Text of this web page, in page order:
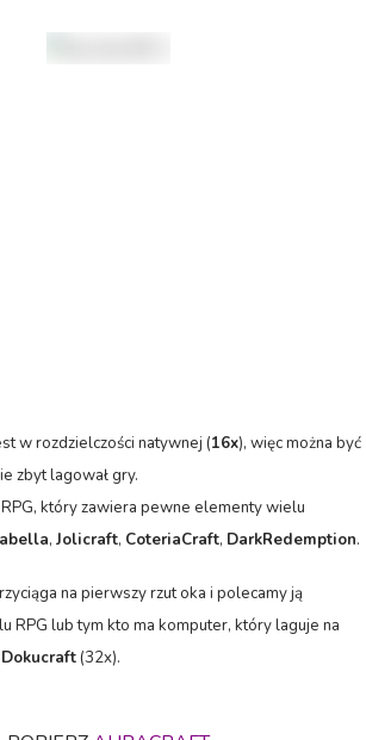
wrozdzielczości natywnej (16x), więcmożna być
zbytlagował gry.
, któryzawiera pewne elementywielu
, Jolicraft, CoteriaCraft, DarkRedemption.
na pierwszy rzut oka i polecamyją
RPG lub tym kto ma komputer, którylaguje na
Dokucraft(32x).